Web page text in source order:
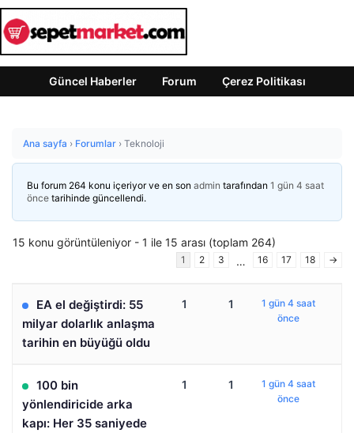
Güncel Haberler Forum Çerez Politikası
Ana sayfa › Forumlar › Teknoloji
Bu forum 264 konu içeriyor ve en son admin tarafından 1 gün 4 saat
önce tarihinde güncellendi.
15 konu görüntüleniyor - 1 ile 15 arası (toplam 264)
1 2 3 … 16 17 18 →
EA el değiştirdi: 55
milyar dolarlık anlaşma
tarihin en büyüğü oldu
1 1
1 gün 4 saat
önce
100 bin
yönlendiricide arka
kapı: Her 35 saniyede
1 1
1 gün 4 saat
önce